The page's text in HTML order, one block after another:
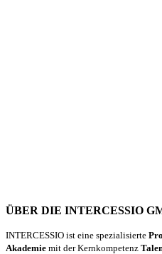
ÜBER DIE INTERCESSIO
INTERCESSIO ist eine spezialisierte
Akademie mit der Kernkompetenz